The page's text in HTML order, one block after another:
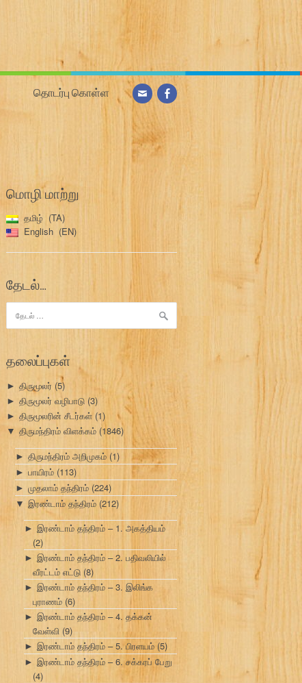
தொடர்பு கொள்ள
மொழி மாற்று
தமிழ்
TA
English
EN
தேடல்…
தேடு:
தலைப்புகள்
► திருமூலர் (5)
► திருமூலர் வழிபாடு (3)
► திருமூலரின் சீடர்கள் (1)
▼ திருமந்திரம் விளக்கம் (1846)
► திருமந்திரம் அறிமுகம் (1)
► பாயிரம் (113)
► முதலாம் தந்திரம் (224)
▼ இரண்டாம் தந்திரம் (212)
► இரண்டாம் தந்திரம் – 1. அகத்தியம்
(2)
► இரண்டாம் தந்திரம் – 2. பதிவலியில்
வீரட்டம் எட்டு (8)
► இரண்டாம் தந்திரம் – 3. இலிங்க
புராணம் (6)
► இரண்டாம் தந்திரம் – 4. தக்கன்
வேள்வி (9)
► இரண்டாம் தந்திரம் – 5. பிரளயம் (5)
► இரண்டாம் தந்திரம் – 6. சக்கரப் பேறு
(4)